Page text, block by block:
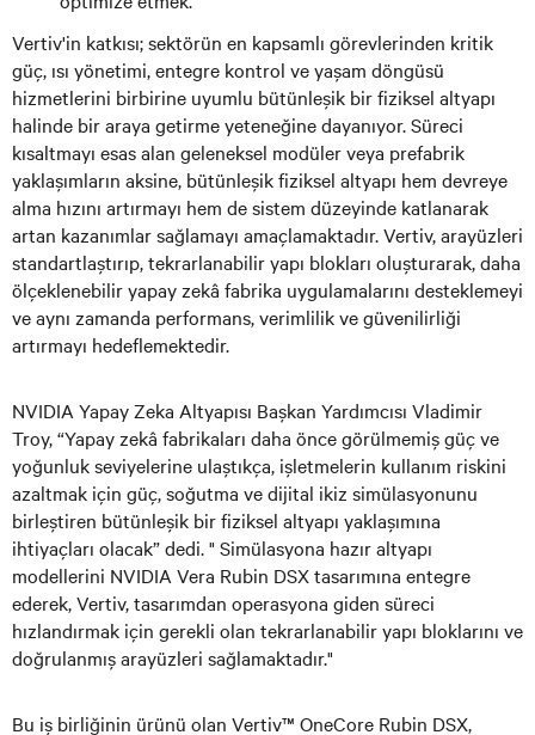
Vertiv'in katkısı; sektörün en kapsamlı görevlerinden kritik
güç, ısı yönetimi, entegre kontrol ve yaşam döngüsü
hizmetlerini birbirine uyumlu bütünleşik bir fiziksel altyapı
halinde bir araya getirme yeteneğine dayanıyor. Süreci
kısaltmayı esas alan geleneksel modüler veya prefabrik
yaklaşımların aksine, bütünleşik fiziksel altyapı hem devreye
alma hızını artırmayı hem de sistem düzeyinde katlanarak
artan kazanımlar sağlamayı amaçlamaktadır. Vertiv, arayüzleri
standartlaştırıp, tekrarlanabilir yapı blokları oluşturarak, daha
ölçeklenebilir yapay zekâ fabrika uygulamalarını desteklemeyi
ve aynı zamanda performans, verimlilik ve güvenilirliği
artırmayı hedeflemektedir.
NVIDIA Yapay Zeka Altyapısı Başkan Yardımcısı Vladimir
Troy, “Yapay zekâ fabrikaları daha önce görülmemiş güç ve
yoğunluk seviyelerine ulaştıkça, işletmelerin kullanım riskini
azaltmak için güç, soğutma ve dijital ikiz simülasyonunu
birleştiren bütünleşik bir fiziksel altyapı yaklaşımına
ihtiyaçları olacak” dedi. " Simülasyona hazır altyapı
modellerini NVIDIA Vera Rubin DSX tasarımına entegre
ederek, Vertiv, tasarımdan operasyona giden süreci
hızlandırmak için gerekli olan tekrarlanabilir yapı bloklarını ve
doğrulanmış arayüzleri sağlamaktadır."
Bu iş birliğinin ürünü olan Vertiv™ OneCore Rubin DSX,